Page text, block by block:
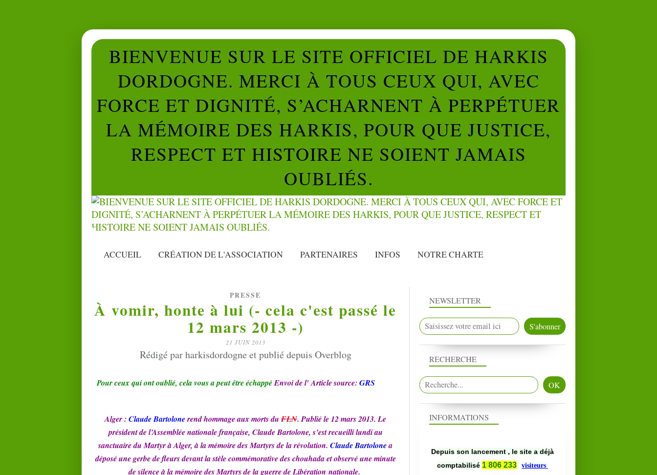
BIENVENUE SUR LE SITE OFFICIEL DE HARKIS
DORDOGNE. MERCI À TOUS CEUX QUI, AVEC
FORCE ET DIGNITÉ, S’ACHARNENT À PERPÉTUER
LA MÉMOIRE DES HARKIS, POUR QUE JUSTICE,
RESPECT ET HISTOIRE NE SOIENT JAMAIS
OUBLIÉS.
ACCUEIL CRÉATION DE L'ASSOCIATION PARTENAIRES INFOS NOTRE CHARTE
PRESSE
À vomir, honte à lui (- cela c'est passé le
12 mars 2013 -)
21 JUIN 2013
Rédigé par harkisdordogne et publié depuis Overblog
Pour ceux qui ont oublié, cela vous a peut être échappéEnvoi de l' Article source: GRS
Alger : Claude Bartolonerend hommage aux morts duFLN. Publié le 12 mars 2013. Le
président de l’Assemblée nationale française, Claude Bartolone, s’est recueilli lundi au
sanctuaire du Martyr à Alger, à la mémoire des Martyrs de la révolution. Claude Bartolonea
déposé une gerbe de fleurs devant la stèle commémorative des chouhada et observé une minute
de silence à la mémoire des Martyrs de la guerre de Libération nationale.
NEWSLETTER
RECHERCHE
INFORMATIONS
Depuis son lancement , le site a déjà
comptabilisé 1 806 233
visiteurs